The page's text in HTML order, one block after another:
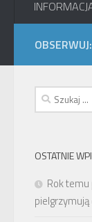
OBSERWUJ:
Szukaj:
OSTATNIE
Rok